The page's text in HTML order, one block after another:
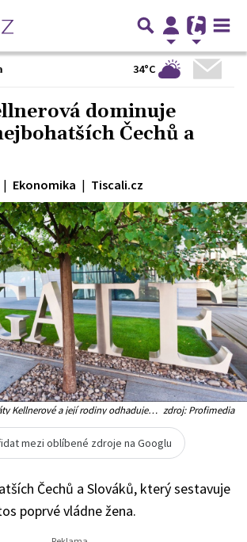
34°C
dominuje
Čechů a
| Ekonomika | Tiscali.cz
Kellnerové a její rodiny odhaduje zdroj: Profimedia
mezi oblíbené zdroje na Googlu
Čechů a Slováků, který sestavuje
poprvé vládne žena.